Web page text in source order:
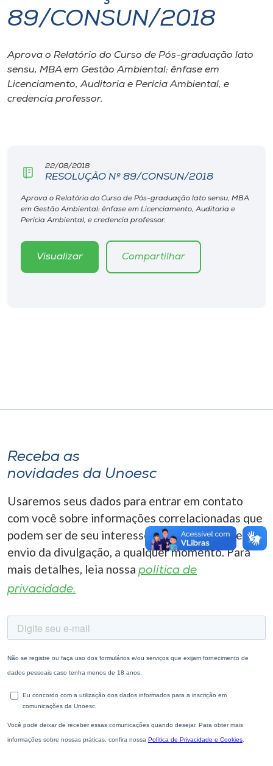
I.nova
Diplomados
Cultura
Biblioteca
Editora
Rádio
A+
89/CONSUN/2018
Aprova o Relatório do Curso de Pós-graduação lato
sensu, MBA em Gestão Ambiental: ênfase em
Licenciamento, Auditoria e Perícia Ambiental, e
credencia professor.
22/08/2018
RESOLUÇÃO Nº 89/CONSUN/2018
Aprova o Relatório do Curso de Pós-graduação lato sensu, MBA
em Gestão Ambiental: ênfase em Licenciamento, Auditoria e
Perícia Ambiental, e credencia professor.
Visualizar Compartilhar
Receba as
novidades da Unoesc
Usaremos seus dados para entrar em contato
com você sobre informações correlacionadas que
podem ser de seu interesse. Você pode cancelar o
envio da divulgação, a qualquer momento. Para
mais detalhes, leia nossa política de
privacidade.